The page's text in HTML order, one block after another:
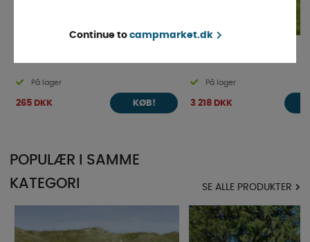
På lager
265 DKK KØB!
På lager
3 218 DKK
POPULÆR I SAMME
KATEGORI
SE ALLE PRODUKTER
Continue to campmarket.dk